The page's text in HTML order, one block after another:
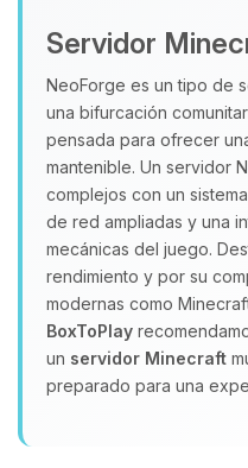
Servidor
NeoForge es un tipo de
una bifurcación
pensada para ofrecer
mantenible. Un servidor
complejos con un
de red ampliadas y una
mecánicas del juego.
rendimiento y por su
modernas como
BoxToPlay
un servidor Minecraft
preparado para una
Yupi, por fin
hablar! Soy
asistente de
que
pequenos
09/08/2026